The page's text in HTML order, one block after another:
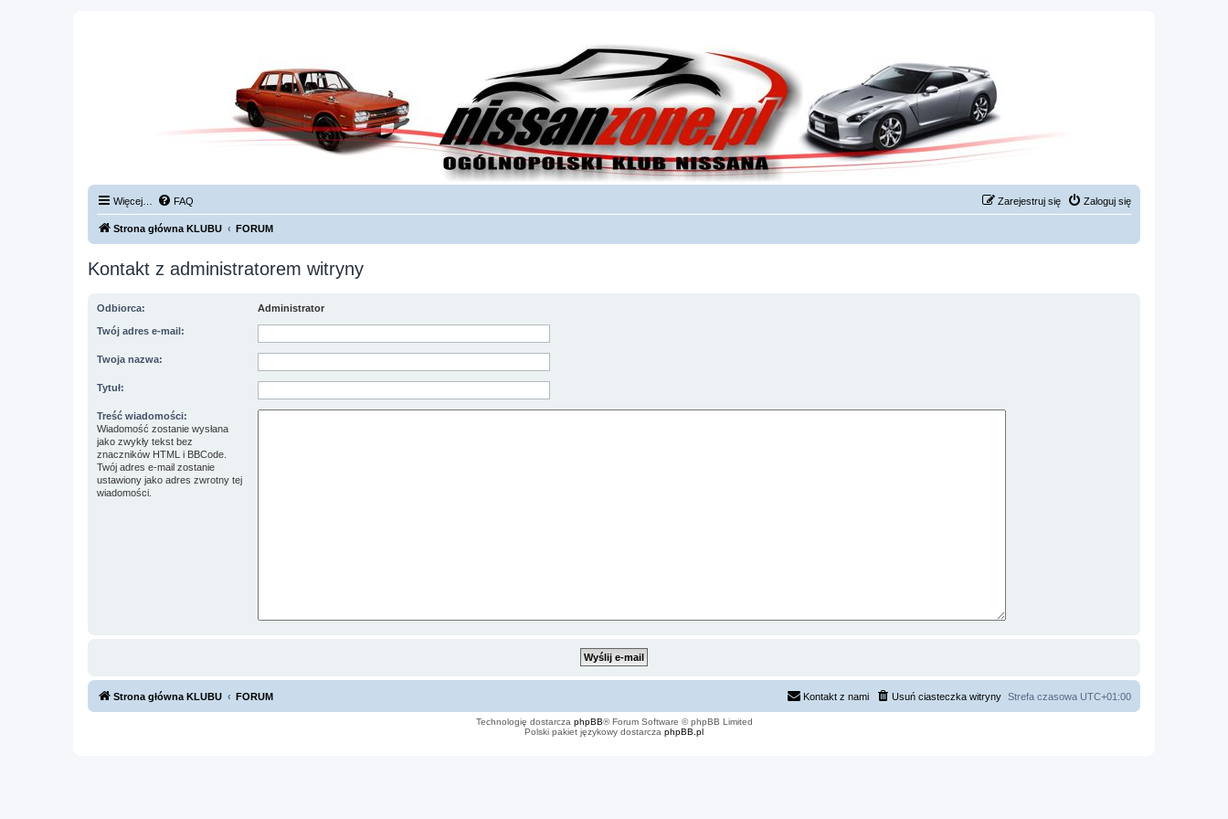
Więcej… FAQ Zaloguj się
Zarejestruj się
Strona główna KLUBU FORUM
Kontakt z administratorem witryny
Odbiorca: Administrator
Twój adres e-mail:
Twoja nazwa:
Tytuł:
Treść wiadomości:
Wiadomość zostanie wysłana
jako zwykły tekst bez
znaczników HTML i BBCode.
Twój adres e-mail zostanie
ustawiony jako adres zwrotny tej
wiadomości.
Strona główna KLUBU FORUM Strefa czasowa UTC+01:00
Usuń ciasteczka witryny
Kontakt z nami
Technologię dostarcza phpBB® Forum Software © phpBB Limited
Polski pakiet językowy dostarcza phpBB.pl